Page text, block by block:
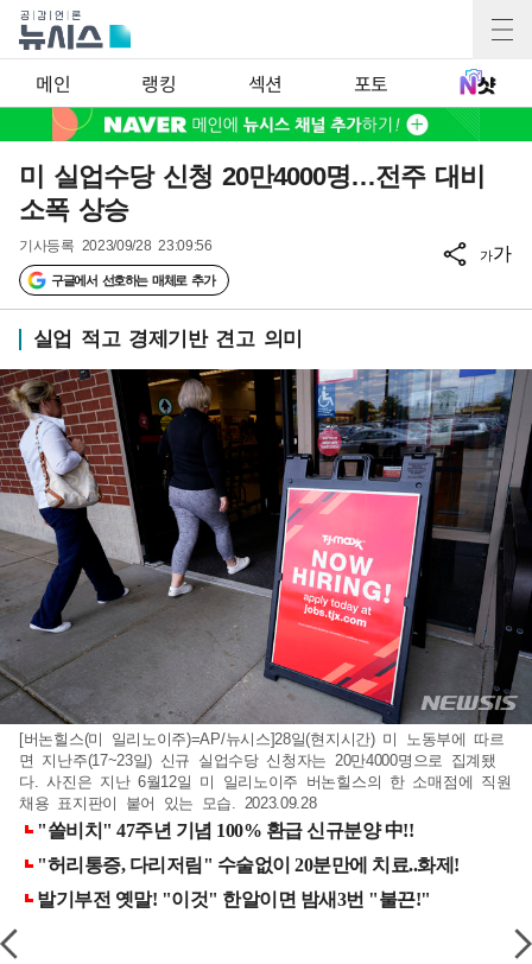
메인 랭킹 섹션 포토
미 실업수당 신청 20만4000명…전주 대비
소폭 상승
기사등록 2023/09/28 23:09:56
구글에서 선호하는 매체로 추가
가가
실업 적고 경제기반 견고 의미
[버논힐스(미 일리노이주)=AP/뉴시스]28일(현지시간) 미 노동부에 따르
면 지난주(17~23일) 신규 실업수당 신청자는 20만4000명으로 집계됐
다. 사진은 지난 6월12일 미 일리노이주 버논힐스의 한 소매점에 직원
채용 표지판이 붙어 있는 모습. 2023.09.28